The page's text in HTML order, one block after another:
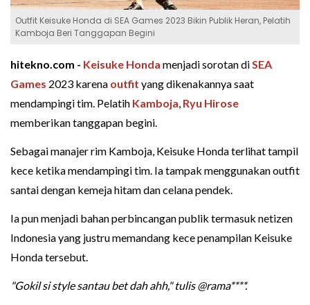
Outfit Keisuke Honda di SEA Games 2023 Bikin Publik Heran, Pelatih
Kamboja Beri Tanggapan Begini
hitekno.com - Keisuke Honda menjadi sorotan diSEA
Games 2023 karena outfit yang dikenakannya saat
mendampingi tim. Pelatih Kamboja, Ryu Hirose
memberikan tanggapan begini.
Sebagai manajer rim Kamboja, Keisuke Honda terlihat tampil
kece ketika mendampingi tim. Ia tampak menggunakan outfit
santai dengan kemeja hitam dan celana pendek.
Ia pun menjadi bahan perbincangan publik termasuk netizen
Indonesia yang justru memandang kece penampilan Keisuke
Honda tersebut.
"Gokil si style santau bet dah ahh," tulis @rama****.